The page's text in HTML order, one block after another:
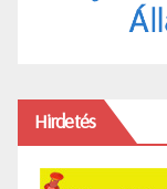
Hirdetés